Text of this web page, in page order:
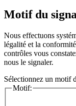
Motif du
Nous effectuons
légalité et la
contrôles vous
nous le signaler.
Sélectionnez un motif
Motif: